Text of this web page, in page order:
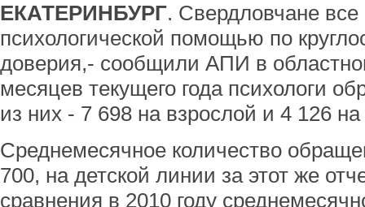
ЕКАТЕРИНБУРГ. Свердловчане
психологической помощью по
доверия,- сообщили АПИ в
месяцев текущего года психологи
из них - 7 698 на взрослой и 4 126
Среднемесячное количество
700, на детской линии за этот же
сравнения в 2010 году